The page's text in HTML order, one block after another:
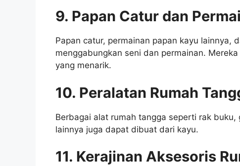
9. Papan Catur dan
Papan catur, permainan papan kayu lainnya,
menggabungkan seni dan permainan.
yang menarik.
10. Peralatan Rumah
Berbagai alat rumah tangga seperti rak
lainnya juga dapat dibuat dari kayu.
11. Kerajinan Aksesoris